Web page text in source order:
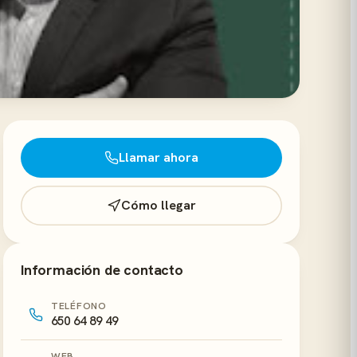
Llamar ahora
Cómo llegar
Información de contacto
TELÉFONO
650 64 89 49